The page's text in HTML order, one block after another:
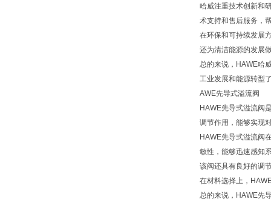
哈威注重技术创新和
术支持和售后服务，
在环保和可持续发展
还为清洁能源的发展
总的来说，HAWE哈
工业发展和能源转型
AWE先导式溢流阀
HAWE先导式溢流阀
调节作用，能够实现
HAWE先导式溢流阀
敏性，能够迅速感知
该阀还具有良好的调
在材料选择上，
总的来说，HAWE先